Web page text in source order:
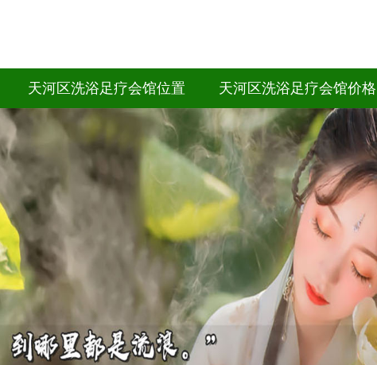
天河区洗浴足疗会馆位置 天河区洗浴足疗会馆价格